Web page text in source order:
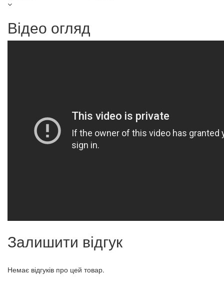
Відео огляд
Залишити відгук
Немає відгуків про цей товар.